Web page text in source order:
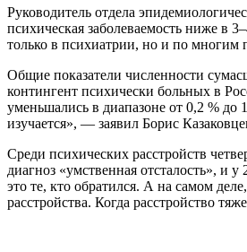
Руководитель отдела
психическая заболеваемость ниже в
только в психиатрии, но и по многим
Общие показатели численности
контингент психически больных в
уменьшались в диапазоне от 0,2 % до
изучается», — заявил Борис
Среди психических расстройств
диагноз «умственная отсталость», и
это те, кто обратился. А на самом
расстройства. Когда расстройство